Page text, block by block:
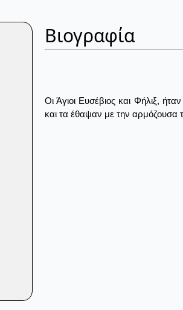
Βιογραφία
Οι Άγιοι Ευσέβιος και Φήλιξ,
και τα έθαψαν με την αρμόζουσα